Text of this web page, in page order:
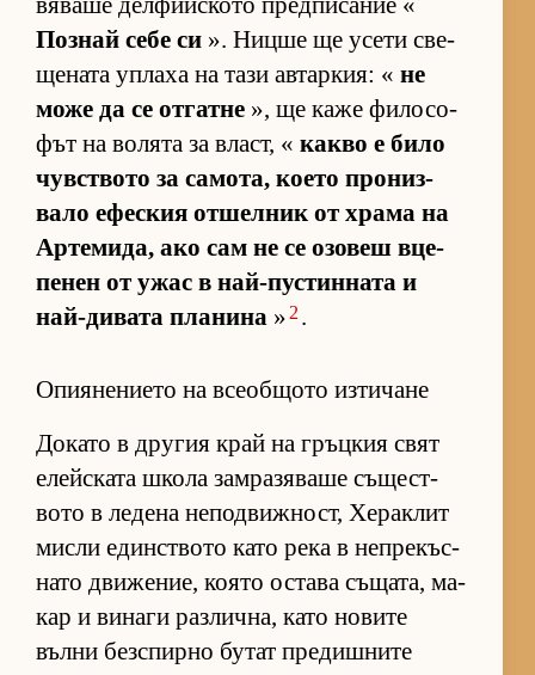
Поз­най себе си ». Ницше ще усети све­
ще­ната уп­лаха на тази ав­тар­кия: « не
може да се от­гатне », ще каже фи­ло­со­
фът на во­лята за власт, « какво е било
чув­с­т­вото за са­мо­та, ко­ето про­низ­
вало ефес­кия от­шел­ник от храма на
Ар­те­ми­да, ако сам не се озо­веш вце­
пе­нен от ужас в най-пус­тин­ната и
най-ди­вата пла­нина » 2 .
Опиянението на всеобщото изтичане
До­като в дру­гия край на гръц­кия свят
елейс­ката школа зам­ра­зя­ваше съ­щес­т­
вото в ле­дена не­под­виж­ност, Хе­рак­лит
мисли един­с­т­вото като река в неп­ре­къс­
нато дви­же­ние, ко­ято ос­тава съ­ща­та, ма­
кар и ви­наги раз­лич­на, като но­вите
вълни без­спирно бу­тат пре­диш­ните